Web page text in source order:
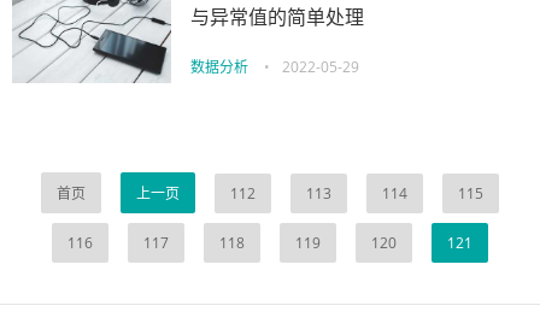
与异常值的简单处理
数据分析 • 2022-05-29
首页 上一页 112 113 114 115
116 117 118 119 120 121